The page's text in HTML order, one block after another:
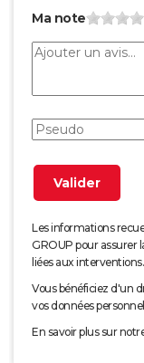
Ma note
Les informations
GROUP pour assurer
liées aux interventions.
Vous bénéficiez d'un
vos données
En savoir plus sur